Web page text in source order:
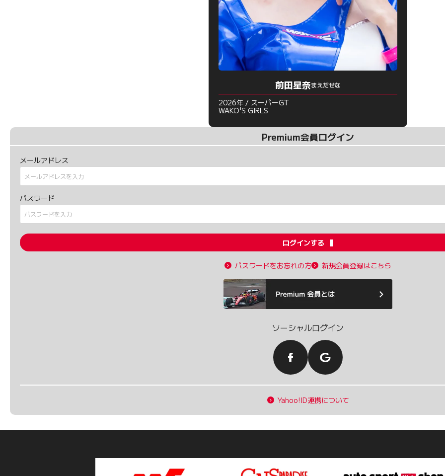
前田星奈まえだせな
2026年 / スーパーGT
WAKO'S GIRLS
Premium会員ログイン
メールアドレス
パスワード
ログインする
パスワードをお忘れの方 新規会員登録はこちら
ソーシャルログイン
Yahoo!ID連携について